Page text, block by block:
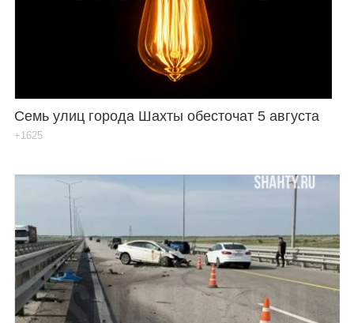
Семь улиц города Шахты обесточат 5 августа
+1625